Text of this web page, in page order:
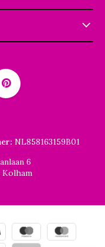
6
Kolham
NL858163159B01